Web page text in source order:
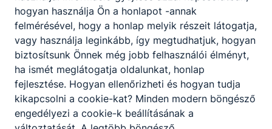
Partnereink
hogyan használja Ön a honlapot -annak
felmérésével, hogy a honlap melyik részeit látogatja,
vagy használja leginkább, így megtudhatjuk, hogyan
biztosítsunk Önnek még jobb felhasználói élményt,
ha ismét meglátogatja oldalunkat, honlap
fejlesztése. Hogyan ellenőrizheti és hogyan tudja
kikapcsolni a cookie-kat? Minden modern böngésző
engedélyezi a cookie-k beállításának a